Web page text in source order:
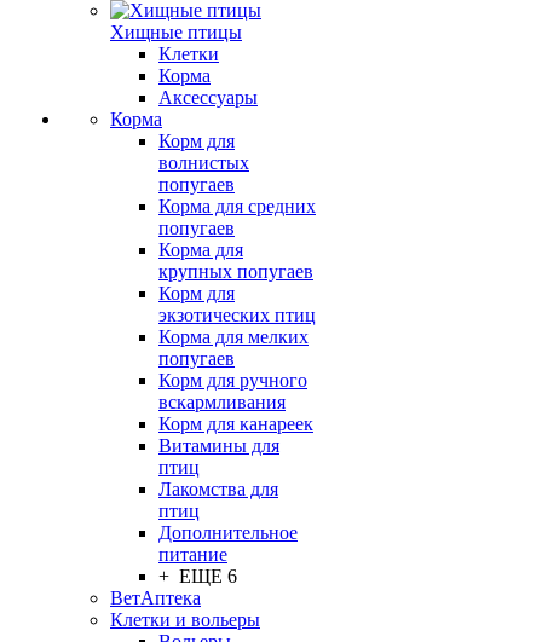
Хищные птицы
Клетки
Корма
Аксессуары
Корма
Корм для
волнистых
попугаев
Корма для средних
попугаев
Корма для
крупных попугаев
Корм для
экзотических птиц
Корма для мелких
попугаев
Корм для ручного
вскармливания
Корм для канареек
Витамины для
птиц
Лакомства для
птиц
Дополнительное
питание
+ ЕЩЕ 6
ВетАптека
Клетки и вольеры